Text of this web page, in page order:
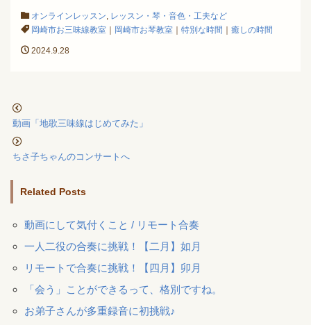
オンラインレッスン, レッスン・琴・音色・工夫など
岡崎市お三味線教室
岡崎市お琴教室 特別な時間 癒しの時間
2024.9.28
動画「地歌三味線はじめてみた」
ちさ子ちゃんのコンサートへ
Related Posts
動画にして気付くこと / リモート合奏
一人二役の合奏に挑戦！【二月】如月
リモートで合奏に挑戦！【四月】卯月
「会う」ことができるって、格別ですね。
お弟子さんが多重録音に初挑戦♪